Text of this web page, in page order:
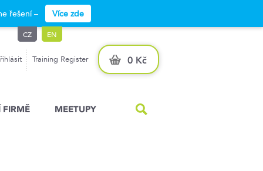
řešení – Více zde
Training Register 0 Kč
CZ EN
MEETUPY